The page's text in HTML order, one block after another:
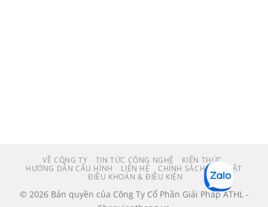
VỀ CÔNG TY TIN TỨC CÔNG NGHỆ
KIẾN THỨC
HƯỚNG DẪN CẤU HÌNH
LIÊN HỆ
CHÍNH SÁCH BẢO MẬT
ĐIỀU KHOẢN & ĐIỀU KIỆN
© 2026 Bản quyền của Công Ty Cổ Phần Giải Pháp ATHL -